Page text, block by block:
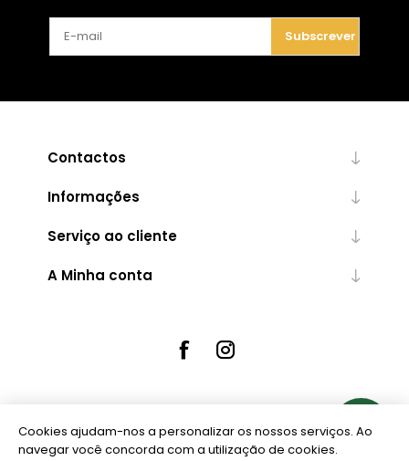
Subscrever
Contactos
Informações
Serviço ao cliente
A Minha conta
Powered bynopCommerce
Cookies ajudam-nos a personalizar os nossos serviços. Ao
navegar você concorda com a utilização de cookies.